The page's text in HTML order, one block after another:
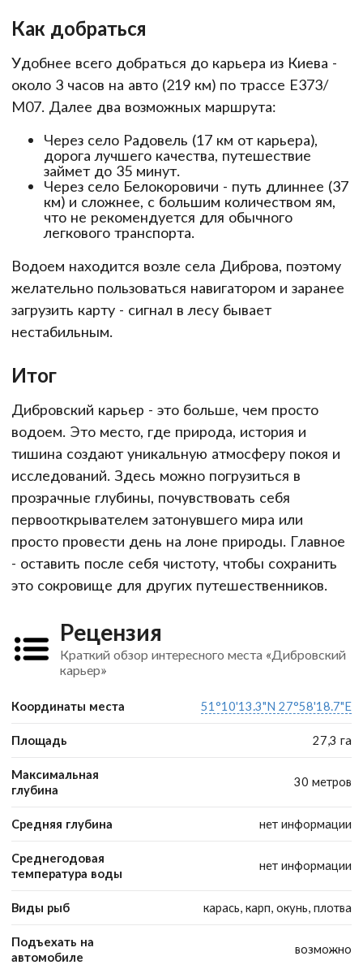
Как добраться
Удобнее всего добраться до карьера из Киева -
около 3 часов на авто (219 км) по трассе Е373/
М07. Далее два возможных маршрута:
Через село Радовель (17 км от карьера),
дорога лучшего качества, путешествие
займет до 35 минут.
Через село Белокоровичи - путь длиннее (37
км) и сложнее, с большим количеством ям,
что не рекомендуется для обычного
легкового транспорта.
Водоем находится возле села Диброва, поэтому
желательно пользоваться навигатором и заранее
загрузить карту - сигнал в лесу бывает
нестабильным.
Итог
Дибровский карьер - это больше, чем просто
водоем. Это место, где природа, история и
тишина создают уникальную атмосферу покоя и
исследований. Здесь можно погрузиться в
прозрачные глубины, почувствовать себя
первооткрывателем затонувшего мира или
просто провести день на лоне природы. Главное
- оставить после себя чистоту, чтобы сохранить
это сокровище для других путешественников.
Рецензия
Краткий обзор интересного места «Дибровский
карьер»
Координаты места 51°10'13.3"N 27°58'18.7"E
Площадь 27,3 га
Максимальная
глубина
30 метров
Средняя глубина нет информации
Среднегодовая
температура воды
нет информации
Виды рыб карась, карп, окунь, плотва
Подъехать на
автомобиле
возможно